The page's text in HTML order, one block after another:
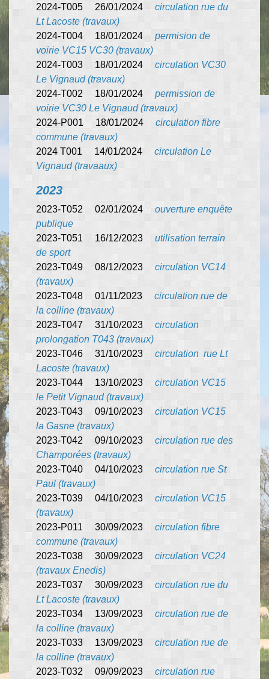
2024-T005 26/01/2024 circulation rue du
Lt Lacoste (travaux)
2024-T004 18/01/2024 permision de
voirie VC15 VC30 (travaux)
2024-T003 18/01/2024 circulation VC30
Le Vignaud (travaux)
2024-T002 18/01/2024 permission de
voirie VC30 Le Vignaud (travaux)
2024-P001 18/01/2024 circulation fibre
commune (travaux)
2024 T001 14/01/2024 circulation Le
Vignaud (travaaux)
2023
2023-T052 02/01/2024 ouverture enquête
publique
2023-T051 16/12/2023 utilisation terrain
de sport
2023-T049 08/12/2023 circulation VC14
(travaux)
2023-T048 01/11/2023 circulation rue de
la colline (travaux)
2023-T047 31/10/2023 circulation
prolongation T043 (travaux)
2023-T046 31/10/2023 circulation rue Lt
Lacoste (travaux)
2023-T044 13/10/2023 circulation VC15
le Petit Vignaud (travaux)
2023-T043 09/10/2023 circulation VC15
la Gasne (travaux)
2023-T042 09/10/2023 circulation rue des
Champorées (travaux)
2023-T040 04/10/2023 circulation rue St
Paul (travaux)
2023-T039 04/10/2023 circulation VC15
(travaux)
2023-P011 30/09/2023 circulation fibre
commune (travaux)
2023-T038 30/09/2023 circulation VC24
(travaux Enedis)
2023-T037 30/09/2023 circulation rue du
Lt Lacoste (travaux)
2023-T034 13/09/2023 circulation rue de
la colline (travaux)
2023-T033 13/09/2023 circulation rue de
la colline (travaux)
2023-T032 09/09/2023 circulation rue